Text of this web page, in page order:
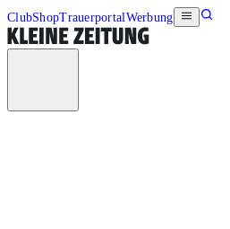
ClubShopTrauerportalWerbung